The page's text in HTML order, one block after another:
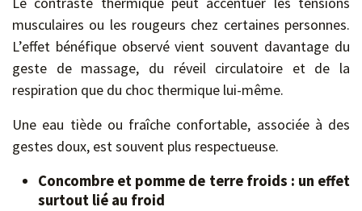
musculaires ou les rougeurs chez certaines personnes.
L’effet bénéfique observé vient souvent davantage du
geste de massage, du réveil circulatoire et de la
respiration que du choc thermique lui-même.
Une eau tiède ou fraîche confortable, associée à des
gestes doux, est souvent plus respectueuse.
Concombre et pomme de terre froids : un effet
surtout lié au froid